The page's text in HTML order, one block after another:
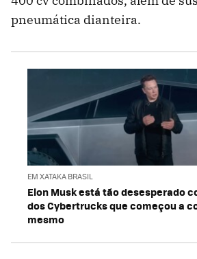
pneumática dianteira.
EM XATAKA BRASIL
Elon Musk está tão desesperado
dos Cybertrucks que começou a
mesmo